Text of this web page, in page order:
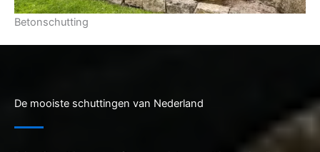
Betonschutting
De mooiste schuttingen van Nederland